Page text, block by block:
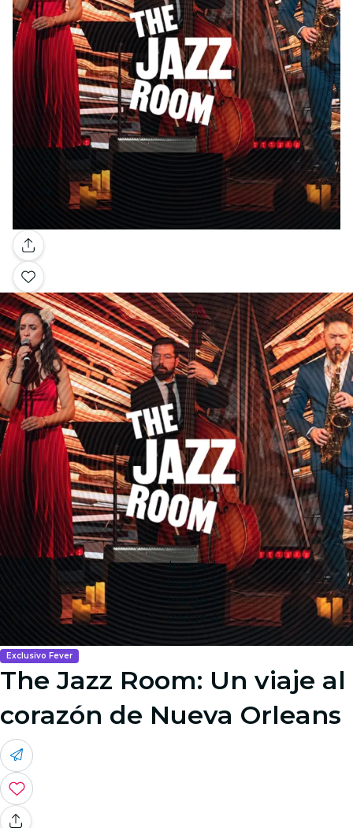
Galería
Image 1
Image 2
Image 4
Exclusivo Fever
The Jazz Room: Un viaje al
corazón de Nueva Orleans